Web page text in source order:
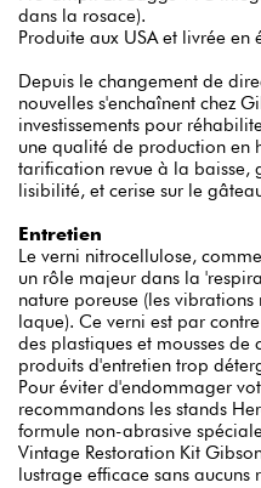
dans la rosace).
Produite aux USA et livrée en
Depuis le changement de
nouvelles s'enchaînent chez
investissements pour
une qualité de production en
tarification revue à la baisse,
lisibilité, et cerise sur le
Entretien
Le verni nitrocellulose,
un rôle majeur dans la
nature poreuse (les
laque). Ce verni est par
des plastiques et mousses de
produits d'entretien trop
Pour éviter d'endommager
recommandons les stands
formule non-abrasive
Vintage Restoration Kit
lustrage efficace sans aucuns